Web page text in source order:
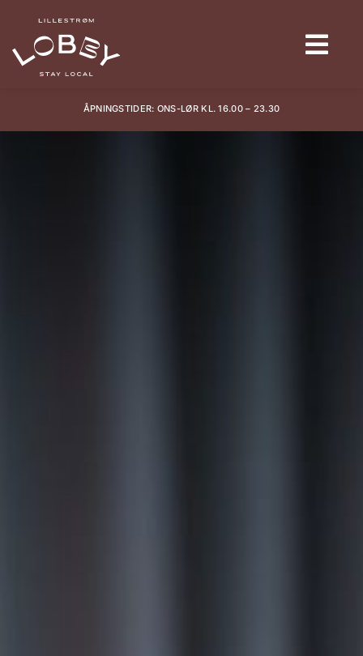
ÅPNINGSTIDER: ONS-LØR KL. 16.00 – 23.30